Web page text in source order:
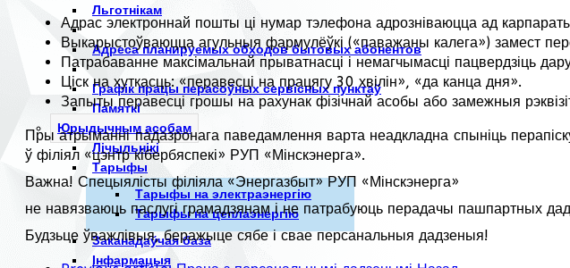
Льготнікам
Адреса планируемых обходов бытовых абонентов
Графік працы перасоўных сервісных пунктаў
Памяткі
Юрыдычным асобам
Лічыльнікі
Тарыфы
Тарыфы на электраэнергію
Тарыфы на цеплаэнергію
Заканадаўчая база
Інфармацыя
Адрас электроннай пошты ці нумар тэлефона адрозніваюцца ад
Выкарыстоўваюцца агульныя фармулёўкі («паважаны калега») замест
Патрабаванне максімальнай прыватнасці і немагчымасці пацвердзіць
Ціск на хуткасць: «перавесці на працягу 30 хвілін», «да канца дня».
Запыты перавесці грошы на рахунак фізічнай асобы або замежныя
Пры атрыманні падазронага паведамлення варта неадкладна спыніць
ў філіял «цэнтр кібербяспекі» РУП «Мінскэнерга».
Важна! Спецыялісты філіяла «Энергазбыт» РУП «Мінскэнерга»
не навязваюць паслугі грамадзянам і не патрабуюць перадачы пашпартных
Будзьце ўважлівыя, беражыце сябе і свае персанальныя дадзеныя!